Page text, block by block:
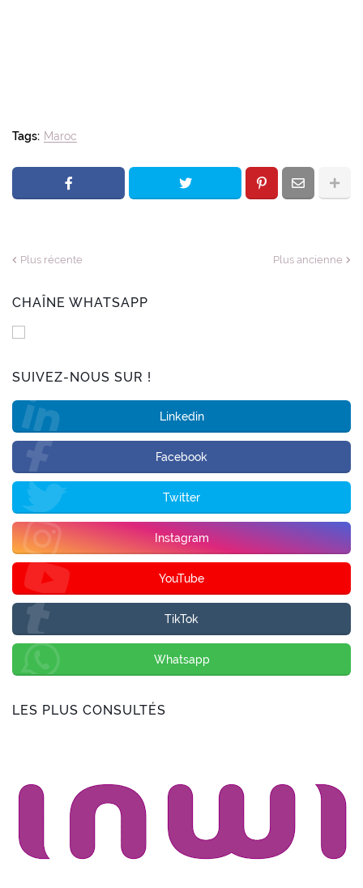
Tags: Maroc
Plus récente Plus ancienne
CHAÎNE WHATSAPP
SUIVEZ-NOUS SUR !
Linkedin
Facebook
Twitter
Instagram
YouTube
TikTok
Whatsapp
LES PLUS CONSULTÉS